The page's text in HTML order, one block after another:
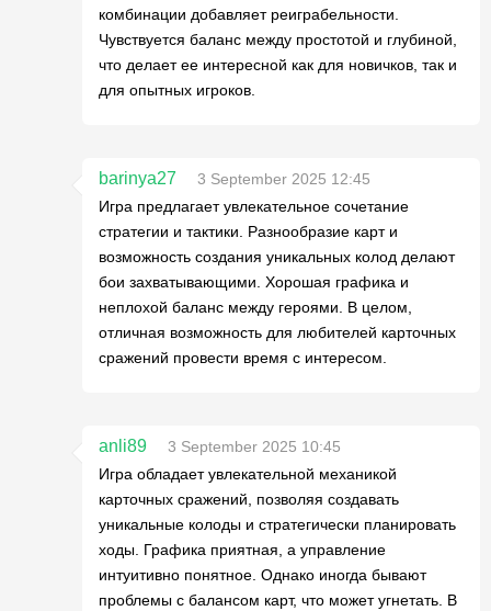
комбинации добавляет реиграбельности.
Чувствуется баланс между простотой и глубиной,
что делает ее интересной как для новичков, так и
для опытных игроков.
barinya27
3 September 2025 12:45
Игра предлагает увлекательное сочетание
стратегии и тактики. Разнообразие карт и
возможность создания уникальных колод делают
бои захватывающими. Хорошая графика и
неплохой баланс между героями. В целом,
отличная возможность для любителей карточных
сражений провести время с интересом.
anli89
3 September 2025 10:45
Игра обладает увлекательной механикой
карточных сражений, позволяя создавать
уникальные колоды и стратегически планировать
ходы. Графика приятная, а управление
интуитивно понятное. Однако иногда бывают
проблемы с балансом карт, что может угнетать. В